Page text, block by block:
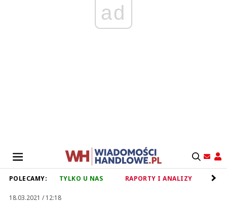
ad
POLECAMY: TYLKO U NAS RAPORTY I ANALIZY
18.03.2021 / 12:18